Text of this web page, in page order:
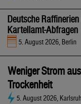
Deutsche
Kartellamt-Abfragen
5. August 2026, Berlin
Weniger Strom
Trockenheit
5. August 2026,